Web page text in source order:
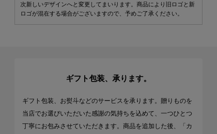
次新しいデザインへと変更してまいります。商品により旧ロゴと新
ロゴが混在する場合がございますので、予めご了承ください。
ギフト包装、承ります。
ギフト包装、お熨斗などのサービスを承ります。贈りものを
当店でお選びいただいた感謝の気持ちを込めて、一つひとつ
丁寧にお包みさせていただきます。商品を追加した後、「カ